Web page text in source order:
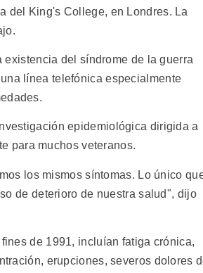
del King's College, en Londres. La
del síndrome de la guerra
línea telefónica especialmente
epidemiológica dirigida a
para muchos veteranos.
los mismos síntomas. Lo único
de deterioro de nuestra salud", dijo
de 1991, incluían fatiga crónica,
erupciones, severos dolores